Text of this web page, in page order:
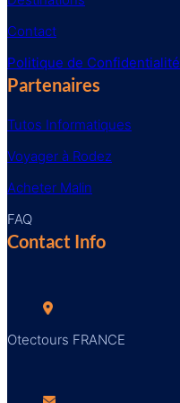
Contact
Politique de Confidentialité
Partenaires
Tutos Informatiques
Voyager à Rodez
Acheter Malin
FAQ
Contact Info
Otectours FRANCE